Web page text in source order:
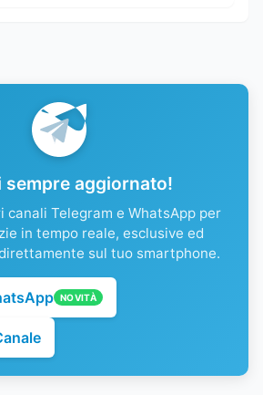
sempre aggiornato!
canali Telegram e WhatsApp per
in tempo reale, esclusive ed
sul tuo smartphone.
NOVITÀ